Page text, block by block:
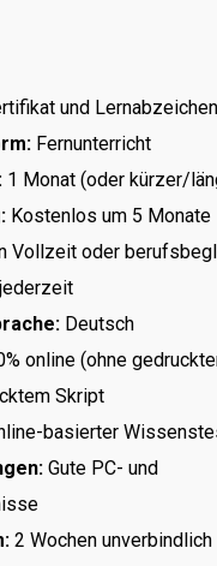
und Lernabzeichen
Fernunterricht
1 Monat (oder kürzer/
Kostenlos um 5 Monate
Vollzeit oder
jederzeit
Deutsch
online (ohne
Skript
basierter
Gute PC- und
2 Wochen unverbindlich